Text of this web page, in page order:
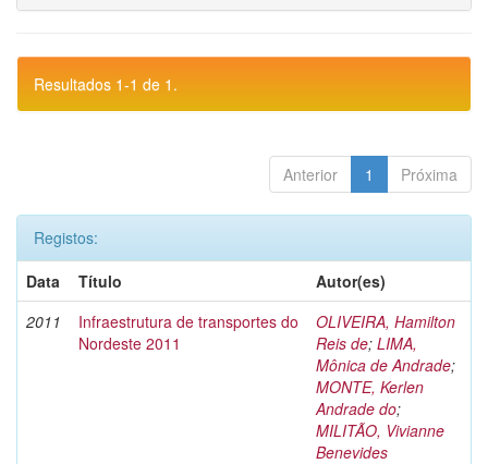
Resultados 1-1 de 1.
Anterior 1 Próxima
Registos:
Data
Título
Autor(es)
2011
Infraestrutura de transportes do
Nordeste 2011
OLIVEIRA, Hamilton
Reis de; LIMA,
Mônica de Andrade;
MONTE, Kerlen
Andrade do;
MILITÃO, Vivianne
Benevides